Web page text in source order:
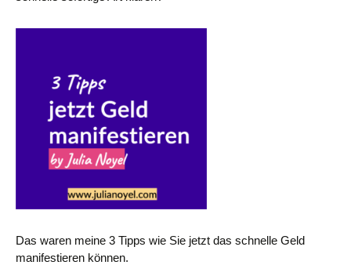
Das waren meine 3 Tipps wie Sie jetzt das schnelle Geld
manifestieren können.